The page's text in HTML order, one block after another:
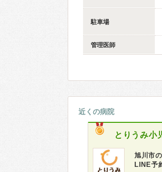
駐車場
管理医師
近くの病院
とりうみ小
旭川市
LINE予